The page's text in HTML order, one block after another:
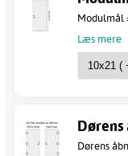
Modulmål
Læs mere
Dørens